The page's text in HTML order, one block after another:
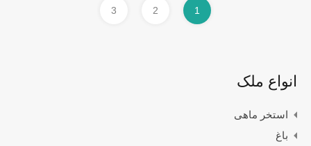
1
2
3
انواع ملک
استخر ماهی
باغ